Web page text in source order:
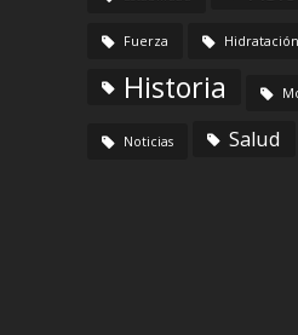
Fuerza Hidratación
Historia
Noticias Salud